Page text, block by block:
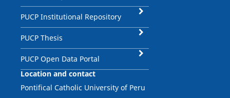
PUCP Institutional Repository
PUCP Thesis
PUCP Open Data Portal
Location and contact
Pontifical Catholic University of Peru